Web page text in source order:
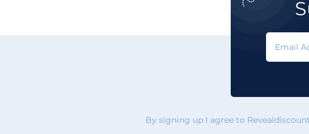
By signing up I agree to